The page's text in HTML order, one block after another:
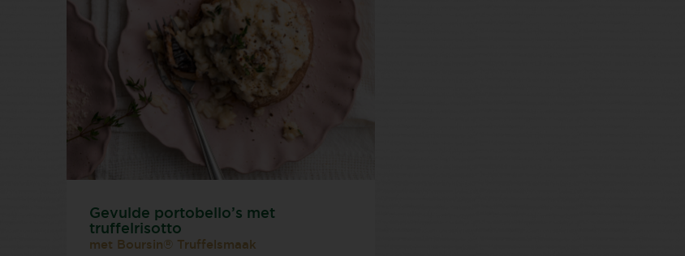
Gevulde portobello’s met
truffelrisotto
met Boursin® Truffelsmaak